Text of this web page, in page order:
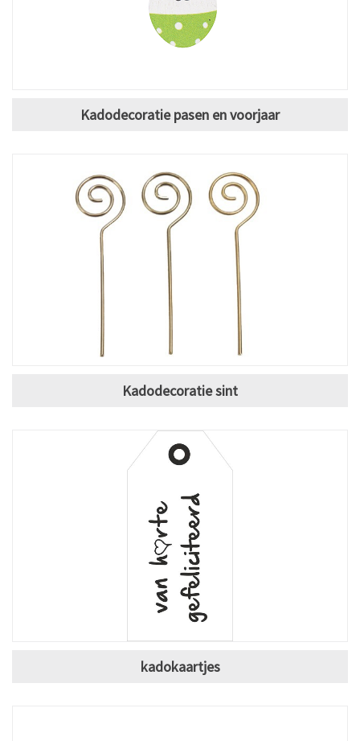
Kadodecoratie pasen en voorjaar
Kadodecoratie sint
kadokaartjes